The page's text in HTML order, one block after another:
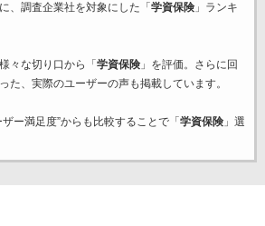
、調査企業社を対象にした「 学資保険」ランキ
々な切り口から「 学資保険」を評価。さらに回
た、実際のユーザーの声も掲載しています。
ー満足度”からも比較することで「 学資保険」選